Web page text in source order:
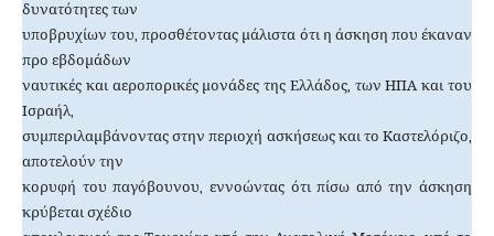
δυνατότητες των
υποβρυχίων του, προσθέτοντας μάλιστα ότι η άσκηση που έκαναν
προ εβδομάδων
ναυτικές και αεροπορικές μονάδες της Ελλάδος, των ΗΠΑ και του
Ισραήλ,
συμπεριλαμβάνοντας στην περιοχή ασκήσεως και το Καστελόριζο,
αποτελούν την
κορυφή του παγόβουνου, εννοώντας ότι πίσω από την άσκηση
κρύβεται σχέδιο